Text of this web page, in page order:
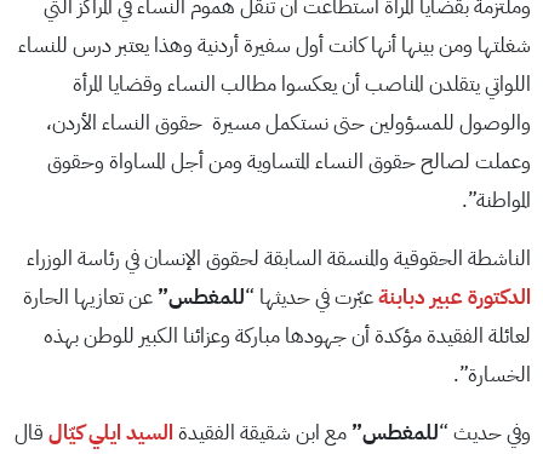
وملتزمة بقضايا المرأة استطاعت أن تنقل هموم النساء في المراكز التي
شغلتها ومن بينها أنها كانت أول سفيرة أردنية وهذا يعتبر درس للنساء
اللواتي يتقلدن المناصب أن يعكسوا مطالب النساء وقضايا المرأة
والوصول للمسؤولين حتى نستكمل مسيرة حقوق النساء الأردن،
وعملت لصالح حقوق النساء المتساوية ومن أجل المساواة وحقوق
المواطنة”.
الناشطة الحقوقية والمنسقة السابقة لحقوق الإنسان في رئاسة الوزراء
الدكتورة عبير دبابنةعبّرت في حديثها “للمغطس” عن تعازيها الحارة
لعائلة الفقيدة مؤكدة أن جهودها مباركة وعزائنا الكبير للوطن بهذه
الخسارة”.
وفي حديث “للمغطس” مع ابن شقيقة الفقيدة السيد ايلي كيّال قال